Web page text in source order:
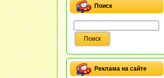
Поиск
Реклама на сайте